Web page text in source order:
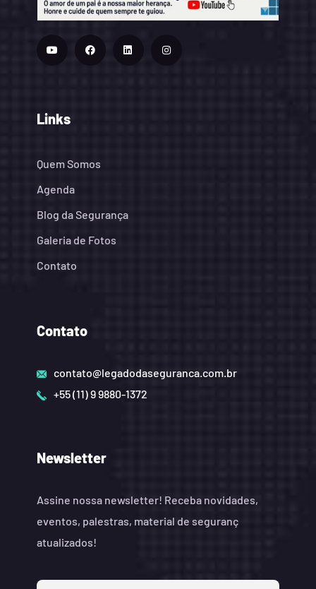
Links
Quem Somos
Agenda
Blog da Segurança
Galeria de Fotos
Contato
Contato
contato@legadodaseguranca.com.br
+55 (11) 9 9880-1372
Newsletter
Assine nossa newsletter! Receba novidades,
eventos, palestras, material de seguranç
atualizados!